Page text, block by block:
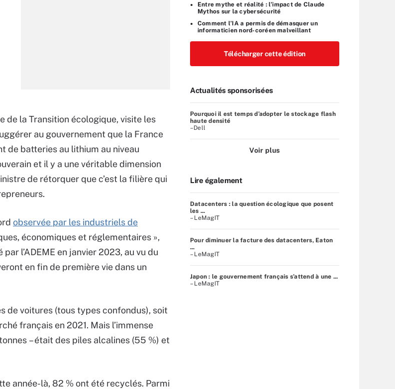
de la Transition écologique, visite les
au gouvernement que la France
de batteries au lithium au niveau
et il y a une véritable dimension
de rétorquer que c’est la filière qui
observée par les industriels de
économiques et réglementaires »,
par l’ADEME en janvier 2023, au vu du
en fin de première vie dans un
de voitures (tous types confondus), soit
français en 2021. Mais l’immense
– était des piles alcalines (55 %) et
année-là, 82 % ont été recyclés. Parmi
Entre mythe et réalité : l’impact de Claude
Mythos sur la cybersécurité
Comment l’IA a permis de démasquer un
informaticien nord-coréen malveillant
Télécharger cette édition
Actualités sponsorisées
Pourquoi il est temps d’adopter le stockage flash
haute densité
–Dell
Voir plus
Lire également
Datacenters : la question écologique que posent
les ...
– LeMagIT
Pour diminuer la facture des datacenters, Eaton
...
– LeMagIT
Japon : le gouvernement français s’attend à une ...
– LeMagIT